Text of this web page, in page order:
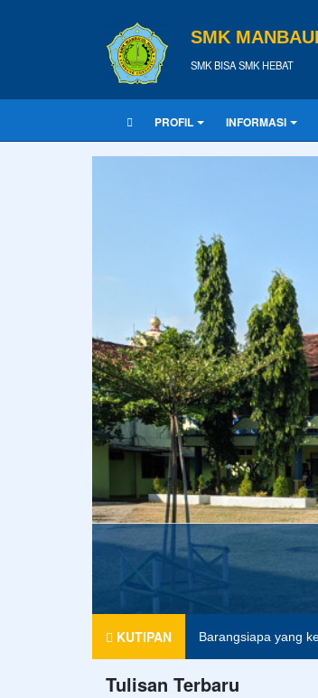
SMK
SMK BISA SMK HEBAT
PROFIL INFORMASI
KUTIPAN
Tulisan Terbaru